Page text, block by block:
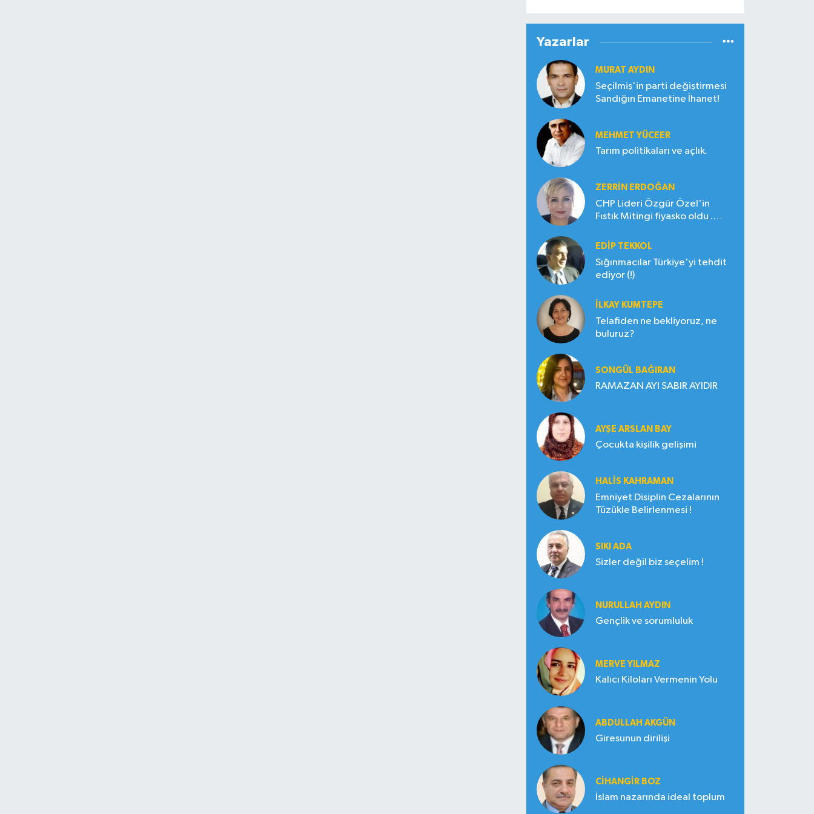
Yazarlar
MURAT AYDIN
Seçilmiş'in parti değiştirmesi
Sandığın Emanetine İhanet!
MEHMET YÜCEER
Tarım politikaları ve açlık.
ZERRIN ERDOĞAN
CHP Lideri Özgür Özel'in
Fıstık Mitingi fiyasko oldu .
EDIP TEKKOL
Sığınmacılar Türkiye'yi tehdit
ediyor (!)
İLKAY KUMTEPE
Telafiden ne bekliyoruz, ne
buluruz?
SONGÜL BAĞIRAN
RAMAZAN AYI SABIR AYIDIR
AYŞE ARSLAN BAY
Çocukta kişilik gelişimi
HALIS KAHRAMAN
Emniyet Disiplin Cezalarının
Tüzükle Belirlenmesi !
SIKI ADA
Sizler değil biz seçelim !
NURULLAH AYDIN
Gençlik ve sorumluluk
MERVE YILMAZ
Kalıcı Kiloları Vermenin Yolu
ABDULLAH AKGÜN
Giresunun dirilişi
CIHANGIR BOZ
İslam nazarında ideal toplum